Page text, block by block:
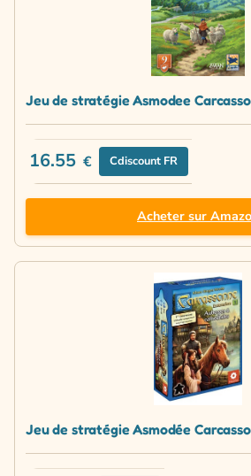
Jeu de stratégie Asmodee
16.55 € Cdiscount FR
Acheter sur
Jeu de stratégie Asmodée